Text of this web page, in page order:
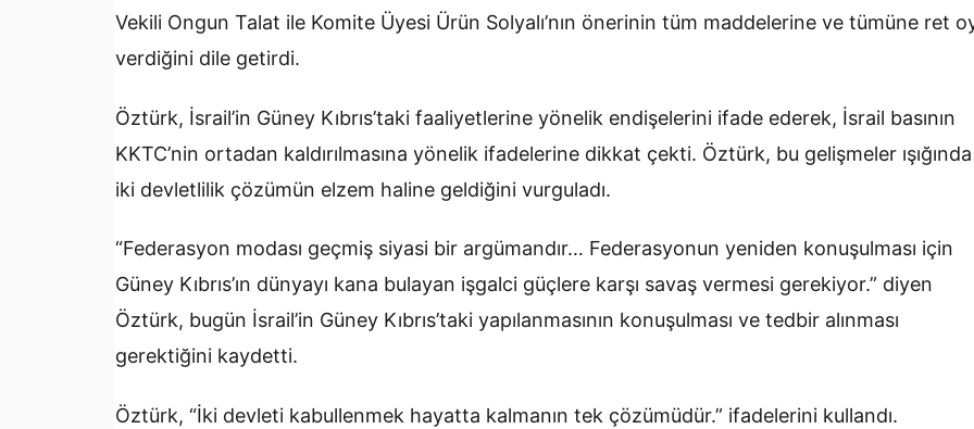
Vekili Ongun Talat ile Komite Üyesi Ürün Solyalı’nın önerinin tüm maddelerine ve tümüne ret
verdiğini dile getirdi.
Öztürk, İsrail’in Güney Kıbrıs’taki faaliyetlerine yönelik endişelerini ifade ederek, İsrail basının
KKTC’nin ortadan kaldırılmasına yönelik ifadelerine dikkat çekti. Öztürk, bu gelişmeler ışığında
iki devletlilik çözümün elzem haline geldiğini vurguladı.
“Federasyon modası geçmiş siyasi bir argümandır… Federasyonun yeniden konuşulması için
Güney Kıbrıs’ın dünyayı kana bulayan işgalci güçlere karşı savaş vermesi gerekiyor.” diyen
Öztürk, bugün İsrail’in Güney Kıbrıs’taki yapılanmasının konuşulması ve tedbir alınması
gerektiğini kaydetti.
Öztürk, “İki devleti kabullenmek hayatta kalmanın tek çözümüdür.” ifadelerini kullandı.